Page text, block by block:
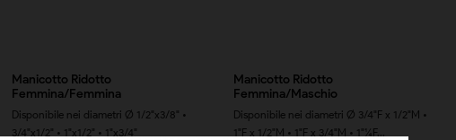
Manicotto Ridotto
Femmina/Femmina
Disponibile nei diametri Ø 1/2"x3/8" •
3/4"x1/2" • 1"x1/2" • 1"x3/4"
Manicotto Ridotto
Femmina/Maschio
Disponibile nei diametri Ø 3/4"F x 1/2"M •
1"F x 1/2"M • 1"F x 3/4"M • 1"¼F...